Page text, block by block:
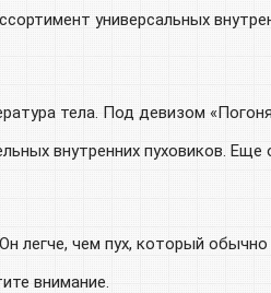
универсальных
тела. Под девизом
внутренних пуховиков.
легче, чем пух, который
внимание.